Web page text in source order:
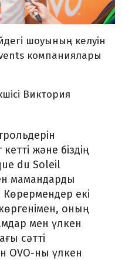
шоуының келуін
компаниялары
Виктория
және біздің
du Soleil
мамандарды
Көрермендер екі
оның
мен үлкен
сәтті
OVO-ны үлкен